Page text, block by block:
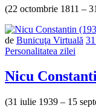
(22 octombrie 1811 –
de Bunicuţa Virtuală
Personalitatea zilei
Nicu
(31 iulie 1939 – 15